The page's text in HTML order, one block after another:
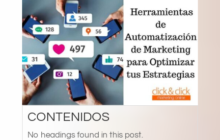
CONTENIDOS
No headings found in this post.